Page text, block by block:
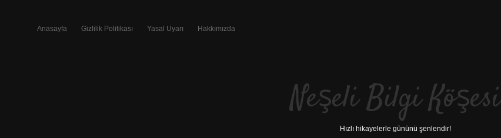
Anasayfa Gizlilik Politikası Yasal Uyarı Hakkımızda
Neşeli Bilgi Köşesi
Hızlı hikayelerle gününü şenlendir!